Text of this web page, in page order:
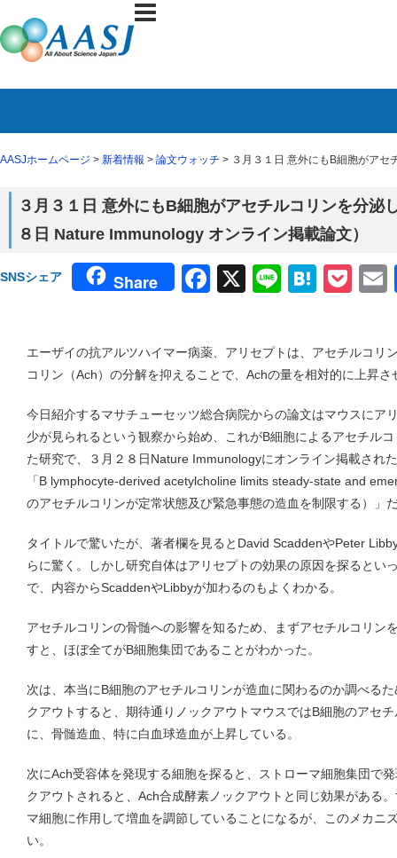
AASJホームページ > 新着情報 > 論文ウォッチ > ３月３１日 意外にもB細胞がアセ
３月３１日 意外にもB細胞がアセチルコリンを分泌
８日 Nature Immunology オンライン掲載論文）
SNSシェア Share Facebook
X Line
エーザイの抗アルツハイマー病薬、アリセプトは、アセチルコリ
コリン（Ach）の分解を抑えることで、Achの量を相対的に上昇さ
今日紹介するマサチューセッツ総合病院からの論文はマウスにア
少が見られるという観察から始め、これがB細胞によるアセチル
た研究で、３月２８日Nature Immunologyにオンライン掲載され
「B lymphocyte-derived acetylcholine limits steady-state and
のアセチルコリンが定常状態及び緊急事態の造血を制限する）」
タイトルで驚いたが、著者欄を見るとDavid ScaddenやPeter
らに驚く。しかし研究自体はアリセプトの効果の原因を探るとい
で、内容からScaddenやLibbyが加わるのもよくわかる。
アセチルコリンの骨髄への影響を知るため、まずアセチルコリン
すと、ほぼ全てがB細胞集団であることがわかった。
次は、本当にB細胞のアセチルコリンが造血に関わるのか調べる
クアウトすると、期待通りノックアウトマウスではB細胞のアセ
に、骨髄造血、特に白血球造血が上昇している。
次にAch受容体を発現する細胞を探ると、ストローマ細胞集団で
クアウトされると、Ach合成酵素ノックアウトと同じ効果がある
マ細胞に作用して増血を調節していることになるが、このメカニ
い。